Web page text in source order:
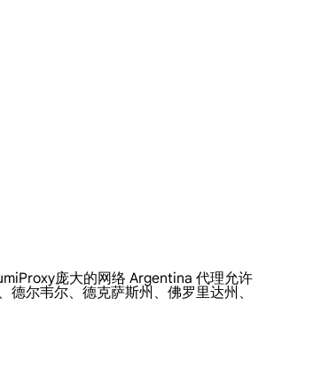
庞大的网络 Argentina 代理允许
尔韦尔、德克萨斯州、佛罗里达州、